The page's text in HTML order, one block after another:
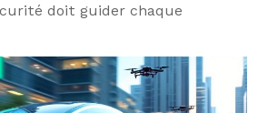
doit guider chaque